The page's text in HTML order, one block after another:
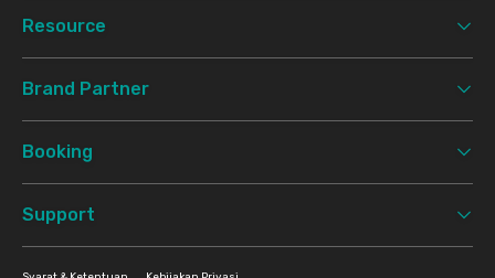
Resource
Brand Partner
Booking
Support